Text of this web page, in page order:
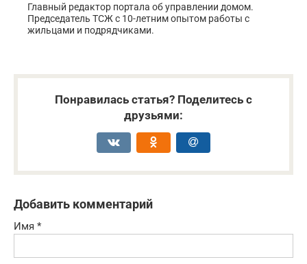
Главный редактор портала об управлении домом.
Председатель ТСЖ с 10-летним опытом работы с
жильцами и подрядчиками.
Понравилась статья? Поделитесь с
друзьями:
Добавить комментарий
Имя *